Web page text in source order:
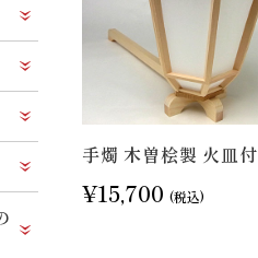
手燭 木曽桧製 火皿付
¥15,700 (税込)